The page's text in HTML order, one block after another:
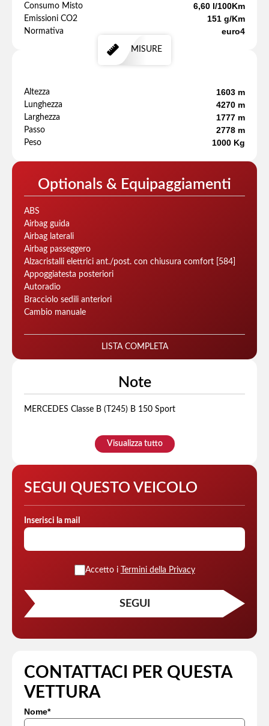
Consumo Misto 6,60 l/100Km
Emissioni CO2 151 g/Km
Normativa euro4
MISURE
Altezza 1603 m
Lunghezza 4270 m
Larghezza 1777 m
Passo 2778 m
Peso 1000 Kg
Optionals & Equipaggiamenti
ABS
Airbag guida
Airbag laterali
Airbag passeggero
Alzacristalli elettrici ant./post. con chiusura comfort [584]
Appoggiatesta posteriori
Autoradio
Bracciolo sedili anteriori
Cambio manuale
LISTA COMPLETA
Note
MERCEDES Classe B (T245) B 150 Sport
Visualizza tutto
SEGUI QUESTO VEICOLO
Inserisci la mail
Accetto i Termini della Privacy
CONTATTACI PER QUESTA
VETTURA
Nome*